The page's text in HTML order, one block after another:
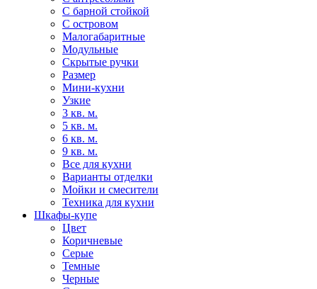
С барной стойкой
С островом
Малогабаритные
Модульные
Скрытые ручки
Размер
Мини-кухни
Узкие
3 кв. м.
5 кв. м.
6 кв. м.
9 кв. м.
Все для кухни
Варианты отделки
Мойки и смесители
Техника для кухни
Шкафы-купе
Цвет
Коричневые
Серые
Темные
Черные